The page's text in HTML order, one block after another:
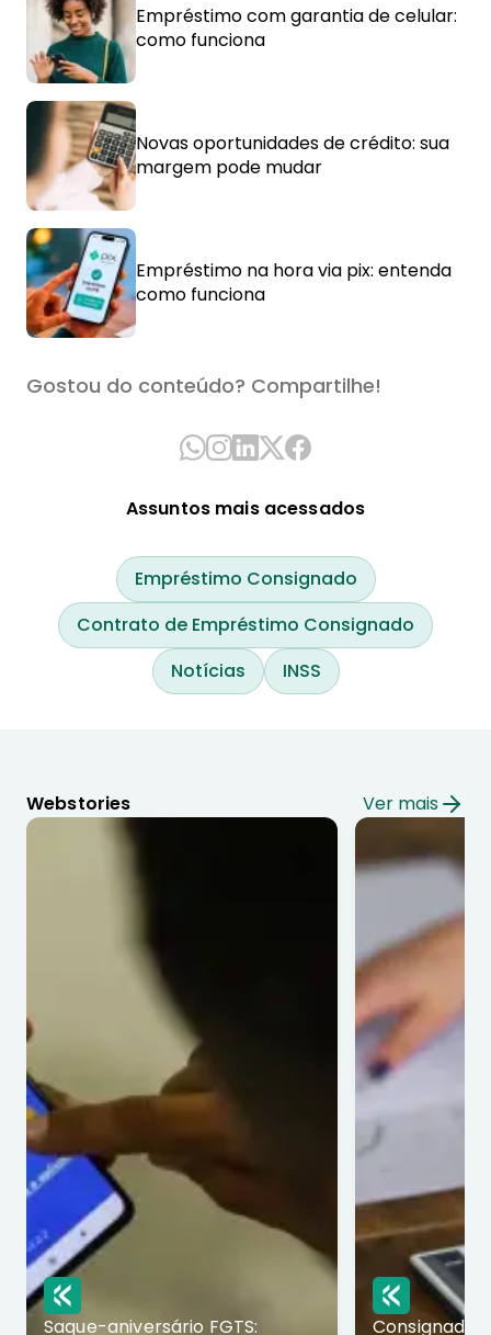
Empréstimo com garantia de celular:
como funciona
Novas oportunidades de crédito: sua
margem pode mudar
Empréstimo na hora via pix: entenda
como funciona
Gostou do conteúdo? Compartilhe!
Assuntos mais acessados
Empréstimo Consignado
Contrato de Empréstimo Consignado
Notícias
INSS
Webstories Ver mais
Saque-aniversário FGTS:
Consignado